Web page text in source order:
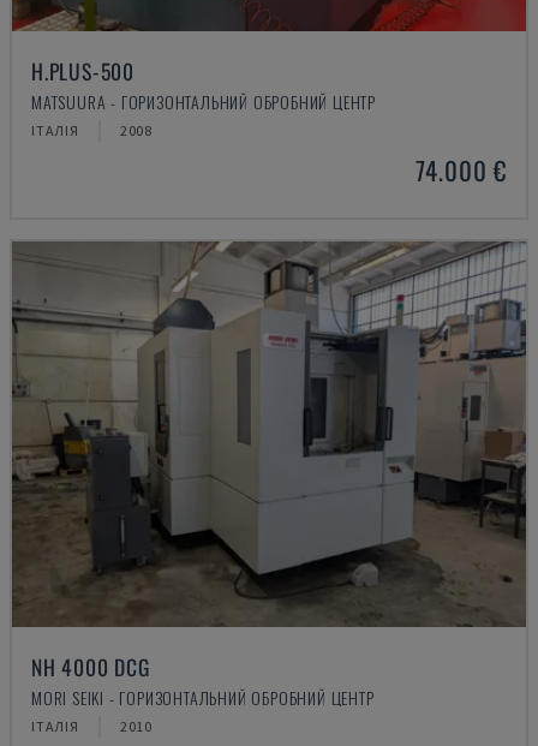
H.PLUS-500
MATSUURA - ГОРИЗОНТАЛЬНИЙ ОБРОБНИЙ ЦЕНТР
ІТАЛІЯ 2008
74.000 €
NH 4000 DCG
MORI SEIKI - ГОРИЗОНТАЛЬНИЙ ОБРОБНИЙ ЦЕНТР
ІТАЛІЯ 2010